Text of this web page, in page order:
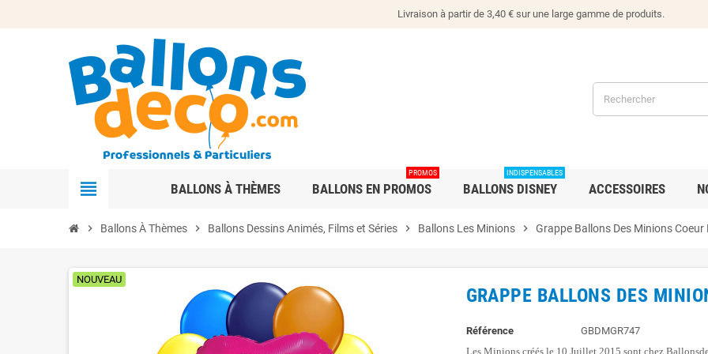
Livraison à partir de 3,40 € sur une large gamme de produits.
view_headline BALLONS À THÈMES BALLONS EN PROMOS
PROMOS
BALLONS DISNEY
INDISPENSABLES
ACCESSOIRES
chevron_right Ballons À Thèmes chevron_right Ballons Dessins Animés, Films et Séries chevron_right Ballons Les Minions chevron_right Grappe Ballons Des Minions Coeur
NOUVEAU
GRAPPE BALLONS DES
Référence
GBDMGR747
Les Minions créés le 10 Juillet 2015 sont chez